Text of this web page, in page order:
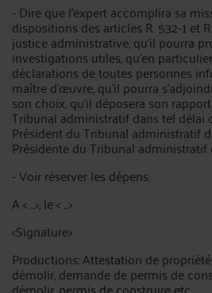
- Dire que l'expert accomplira sa
dispositions des articles R. 532-1 et
justice administrative, qu'il pourra
investigations utiles, qu'en
déclarations de toutes personnes
maître d'œuvre, qu'il pourra
son choix, qu'il déposera son
Tribunal administratif dans tel délai
Président du Tribunal administratif
Présidente du Tribunal administratif
- Voir réserver les dépens.
A < ...>, le < ...>
<Signature>
Productions: Attestation de
démolir, demande de permis de